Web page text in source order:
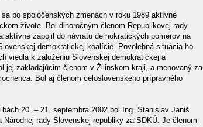
po spoločenských zmenách v roku 1989 aktívne
živote. Bol dlhoročným členom Republikovej rady
aktívne zapojil do návratu demokratických pomerov na
demokratickej koalície. Povolebná situácia ho
viedla k založeniu Slovenskej demokratickej a
jej zakladajúcim členom v Žilinskom kraji, a menovaný za
Bol aj členom celoslovenského prípravného
20. – 21. septembra 2002 bol Ing. Stanislav Janiš
Národnej rady Slovenskej republiky za SDKÚ. Je členom